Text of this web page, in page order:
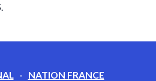
- NATION FRANCE